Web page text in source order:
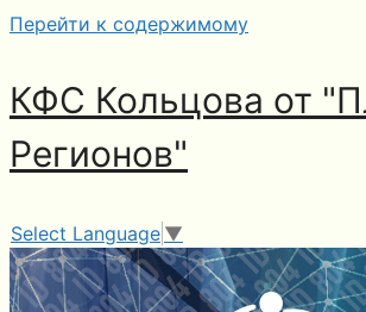
Перейти к содержимому
КФС Кольцова от
Регионов"
Select Language ▼